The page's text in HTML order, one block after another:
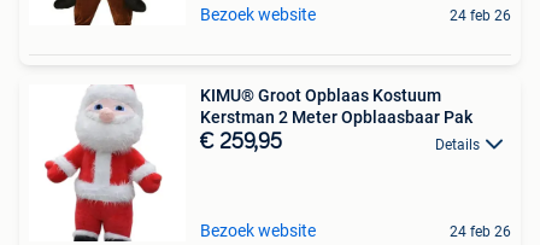
Bezoek website 24 feb 26
KIMU® Groot Opblaas Kostuum
Kerstman 2 Meter Opblaasbaar Pak
€ 259,95 Details
Bezoek website 24 feb 26